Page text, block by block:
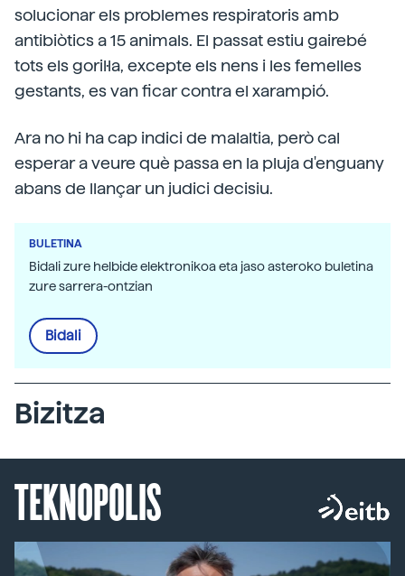
solucionar els problemes respiratoris amb
antibiòtics a 15 animals. El passat estiu gairebé
tots els goril·la, excepte els nens i les femelles
gestants, es van ficar contra el xarampió.
Ara no hi ha cap indici de malaltia, però cal
esperar a veure què passa en la pluja d'enguany
abans de llançar un judici decisiu.
BULETINA
Bidali zure helbide elektronikoa eta jaso asteroko buletina
zure sarrera-ontzian
Bidali
Bizitza
TEKNOPOLIS